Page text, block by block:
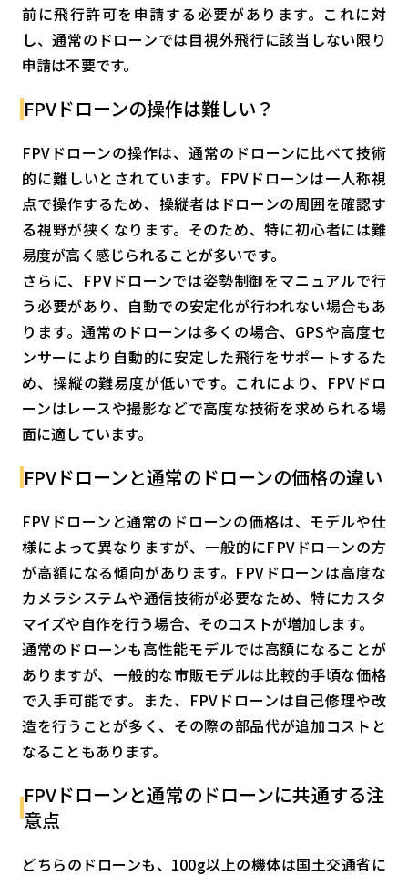
前に飛行許可を申請する必要があります。これに対
し、通常のドローンでは目視外飛行に該当しない限り
申請は不要です。
FPVドローンの操作は難しい？
FPVドローンの操作は、通常のドローンに比べて技術
的に難しいとされています。FPVドローンは一人称視
点で操作するため、操縦者はドローンの周囲を確認す
る視野が狭くなります。そのため、特に初心者には難
易度が高く感じられることが多いです。
さらに、FPVドローンでは姿勢制御をマニュアルで行
う必要があり、自動での安定化が行われない場合もあ
ります。通常のドローンは多くの場合、GPSや高度セ
ンサーにより自動的に安定した飛行をサポートするた
め、操縦の難易度が低いです。これにより、FPVドロ
ーンはレースや撮影などで高度な技術を求められる場
面に適しています。
FPVドローンと通常のドローンの価格の違い
FPVドローンと通常のドローンの価格は、モデルや仕
様によって異なりますが、一般的にFPVドローンの方
が高額になる傾向があります。FPVドローンは高度な
カメラシステムや通信技術が必要なため、特にカスタ
マイズや自作を行う場合、そのコストが増加します。
通常のドローンも高性能モデルでは高額になることが
ありますが、一般的な市販モデルは比較的手頃な価格
で入手可能です。また、FPVドローンは自己修理や改
造を行うことが多く、その際の部品代が追加コストと
なることもあります。
FPVドローンと通常のドローンに共通する注
意点
どちらのドローンも、100g以上の機体は国土交通省に